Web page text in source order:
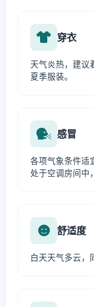
穿衣
天气炎热，建议
夏季服装。
感冒
各项气象条件适
处于空调房间中
舒适度
白天天气多云，